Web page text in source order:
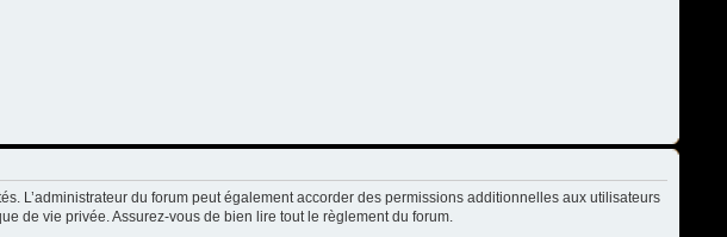
L’administrateur du forum peut également accorder des permissions additionnelles aux utilisateurs
de vie privée. Assurez-vous de bien lire tout le règlement du forum.